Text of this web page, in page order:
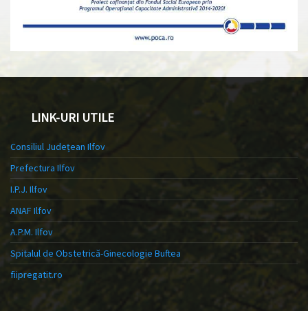
LINK-URI UTILE
Consiliul Județean Ilfov
Prefectura Ilfov
I.P.J. Ilfov
ANAF Ilfov
A.P.M. Ilfov
Spitalul de Obstetrică-Ginecologie Buftea
fiipregatit.ro